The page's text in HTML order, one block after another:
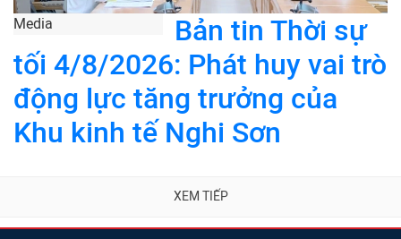
Media
Bản tin Thời sự
tối 4/8/2026: Phát huy vai trò
động lực tăng trưởng của
Khu kinh tế Nghi Sơn
XEM TIẾP